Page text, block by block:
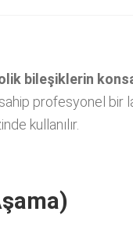
bileşiklerin
sahip profesyonel bir
kullanılır.